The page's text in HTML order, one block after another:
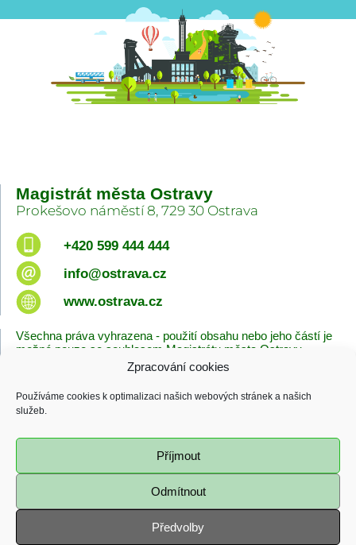
Zpracování cookies
Používáme cookies k optimalizaci našich webových stránek a našich
služeb.
Příjmout
Odmítnout
Předvolby
Magistrát města Ostravy
Prokešovo náměstí 8, 729 30 Ostrava
+420 599 444 444
info@ostrava.cz
www.ostrava.cz
Všechna práva vyhrazena - použití obsahu nebo jeho částí je
možné pouze se souhlasem Magistrátu města Ostravy.
Zásady cookies
Poslední změna